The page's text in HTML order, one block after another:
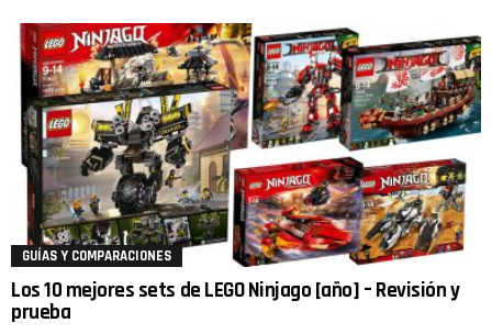
GUÍAS Y COMPARACIONES
Los 10 mejores sets de LEGO Ninjago [año] – Revisión y
prueba